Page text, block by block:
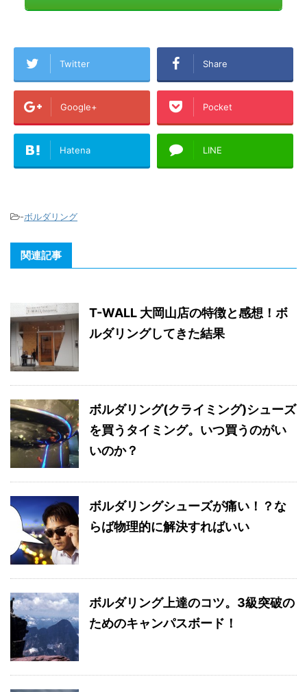
Twitter Share
Google+ Pocket
Hatena LINE
-ボルダリング
関連記事
T-WALL 大岡山店の特徴と感想！ボ
ルダリングしてきた結果
ボルダリング(クライミング)シューズ
を買うタイミング。いつ買うのがい
いのか？
ボルダリングシューズが痛い！？な
らば物理的に解決すればいい
ボルダリング上達のコツ。3級突破の
ためのキャンパスボード！